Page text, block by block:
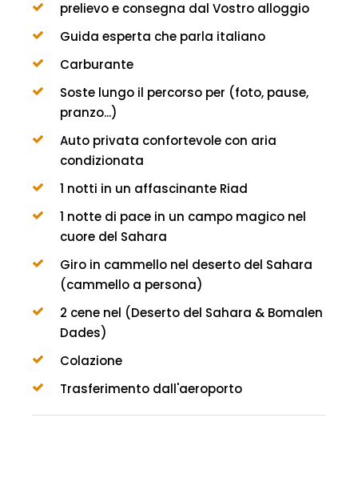
prelievo e consegna dal Vostro alloggio
Guida esperta che parla italiano
Carburante
Soste lungo il percorso per (foto, pause,
pranzo...)
Auto privata confortevole con aria
condizionata
1 notti in un affascinante Riad
1 notte di pace in un campo magico nel
cuore del Sahara
Giro in cammello nel deserto del Sahara
(cammello a persona)
2 cene nel (Deserto del Sahara & Bomalen
Dades)
Colazione
Trasferimento dall'aeroporto